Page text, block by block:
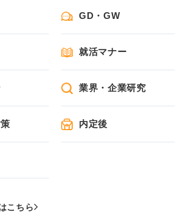
GD・GW
就活マナー
業界・企業研究
内定後
こちら